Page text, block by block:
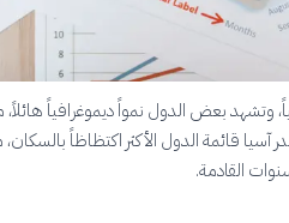
بعض الدول نمواً ديموغرافياً هائلاً، مما
الدول الأكثر اكتظاظاً بالسكان، مع